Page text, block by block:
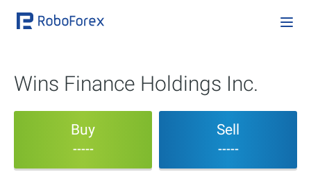
Wins Finance Holdings Inc.
Buy
-----
Sell
-----